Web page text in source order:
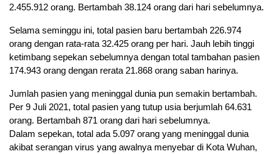
2.455.912 orang. Bertambah 38.124 orang dari hari sebelumnya.
Selama seminggu ini, total pasien baru bertambah 226.974
orang dengan rata-rata 32.425 orang per hari. Jauh lebih tinggi
ketimbang sepekan sebelumnya dengan total tambahan pasien
174.943 orang dengan rerata 21.868 orang saban harinya.
Jumlah pasien yang meninggal dunia pun semakin bertambah.
Per 9 Juli 2021, total pasien yang tutup usia berjumlah 64.631
orang. Bertambah 871 orang dari hari sebelumnya.
Dalam sepekan, total ada 5.097 orang yang meninggal dunia
akibat serangan virus yang awalnya menyebar di Kota Wuhan,